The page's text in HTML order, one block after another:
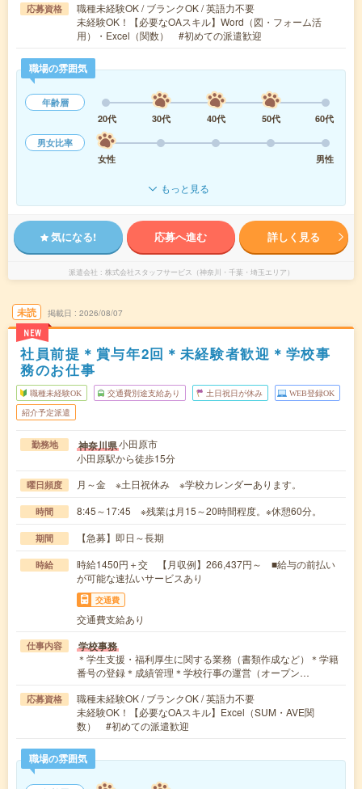
応募資格
職種未経験OK / ブランクOK / 英語力不要
未経験OK！【必要なOAスキル】Word（図・フォーム活
用）・Excel（関数） #初めての派遣歓迎
職場の雰囲気
年齢層
20代
30代 40代 50代
60代
男女比率
女性
男性
もっと見る
気になる! 応募へ進む 詳しく見る
派遣会社 株式会社スタッフサービス（神奈川・千葉・埼玉エリア）
未読
NEW
掲載日 2026/08/07
社員前提＊賞与年2回＊未経験者歓迎＊学校事
務のお仕事
職種未経験OK 交通費別途支給あり 土日祝日が休み WEB登録OK
紹介予定派遣
勤務地 神奈川県小田原市
小田原駅から徒歩15分
曜日頻度 月～金 ※土日祝休み ※学校カレンダーあります。
時間 8:45～17:45 ※残業は月15～20時間程度。※休憩60分。
期間 【急募】即日～長期
時給
時給1450円＋交 【月収例】266,437円～ ■給与の前払い
が可能な速払いサービスあり
交通費
交通費支給あり
仕事内容 学校事務
＊学生支援・福利厚生に関する業務（書類作成など）＊学籍
番号の登録＊成績管理＊学校行事の運営（オープン…
応募資格
職種未経験OK / ブランクOK / 英語力不要
未経験OK！【必要なOAスキル】Excel（SUM・AVE関
数） #初めての派遣歓迎
職場の雰囲気